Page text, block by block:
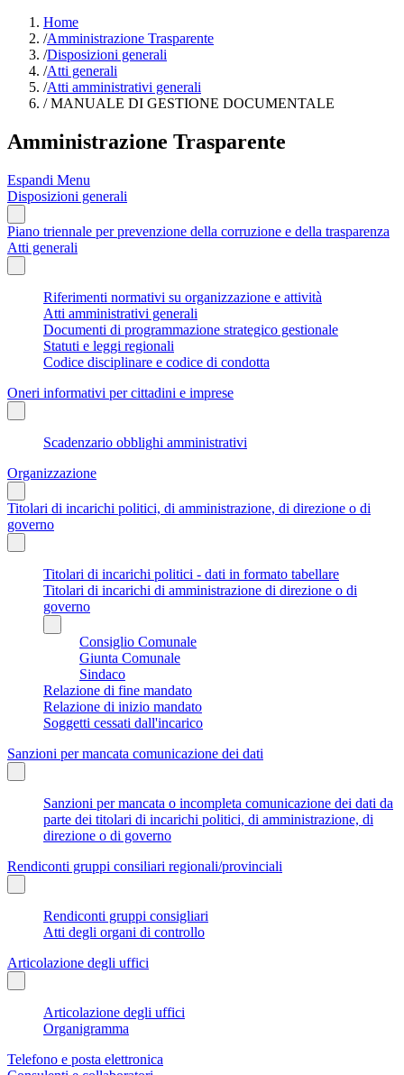
Home
/Amministrazione Trasparente
/Disposizioni generali
/Atti generali
/Atti amministrativi generali
/MANUALE DI GESTIONE DOCUMENTALE
Amministrazione Trasparente
Espandi Menu
Disposizioni generali
Piano triennale per prevenzione della corruzione e della trasparenza
Atti generali
Riferimenti normativi su organizzazione e attività
Atti amministrativi generali
Documenti di programmazione strategico gestionale
Statuti e leggi regionali
Codice disciplinare e codice di condotta
Oneri informativi per cittadini e imprese
Scadenzario obblighi amministrativi
Organizzazione
Titolari di incarichi politici, di amministrazione, di direzione o di
governo
Titolari di incarichi politici - dati in formato tabellare
Titolari di incarichi di amministrazione di direzione o di
governo
Consiglio Comunale
Giunta Comunale
Sindaco
Relazione di fine mandato
Relazione di inizio mandato
Soggetti cessati dall'incarico
Sanzioni per mancata comunicazione dei dati
Sanzioni per mancata o incompleta comunicazione dei dati da
parte dei titolari di incarichi politici, di amministrazione, di
direzione o di governo
Rendiconti gruppi consiliari regionali/provinciali
Rendiconti gruppi consigliari
Atti degli organi di controllo
Articolazione degli uffici
Articolazione degli uffici
Organigramma
Telefono e posta elettronica